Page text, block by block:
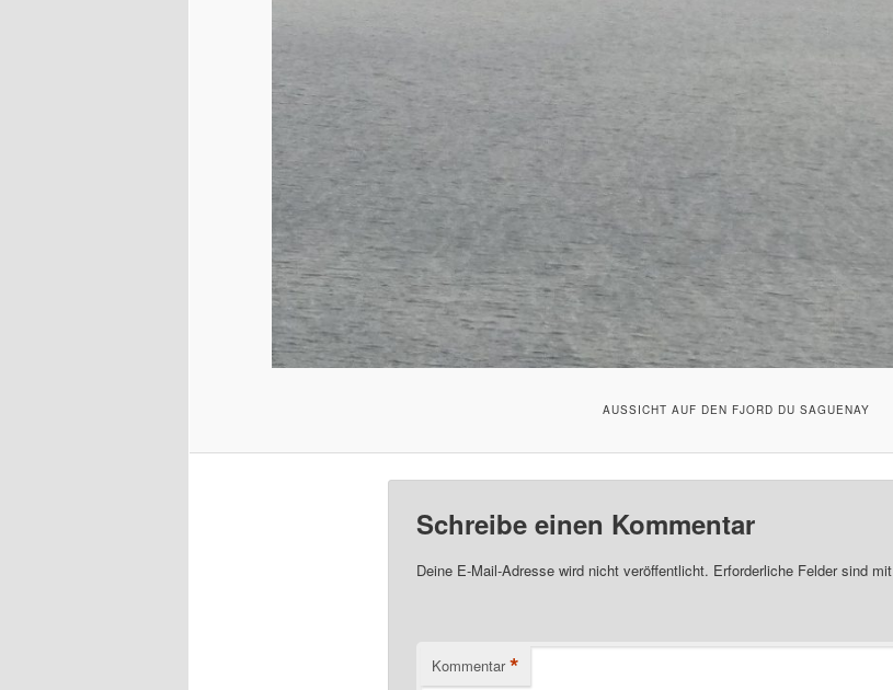
AUSSICHT AUF DEN FJORD DU SAGUENAY
Schreibe einen Kommentar
Deine E-Mail-Adresse wird nicht veröffentlicht. Erforderliche Felder sind mit
Kommentar *